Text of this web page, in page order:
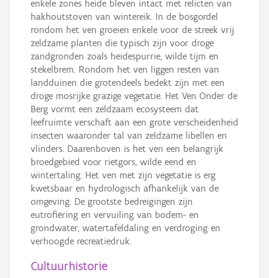
enkele zones heide bleven intact met relicten van
hakhoutstoven van wintereik. In de bosgordel
rondom het ven groeien enkele voor de streek vrij
zeldzame planten die typisch zijn voor droge
zandgronden zoals heidespurrie, wilde tijm en
stekelbrem. Rondom het ven liggen resten van
landduinen die grotendeels bedekt zijn met een
droge mosrijke grazige vegetatie. Het Ven Onder de
Berg vormt een zeldzaam ecosysteem dat
leefruimte verschaft aan een grote verscheidenheid
insecten waaronder tal van zeldzame libellen en
vlinders. Daarenboven is het ven een belangrijk
broedgebied voor rietgors, wilde eend en
wintertaling. Het ven met zijn vegetatie is erg
kwetsbaar en hydrologisch afhankelijk van de
omgeving. De grootste bedreigingen zijn
eutrofiëring en vervuiling van bodem- en
grondwater, watertafeldaling en verdroging en
verhoogde recreatiedruk.
Cultuurhistorie